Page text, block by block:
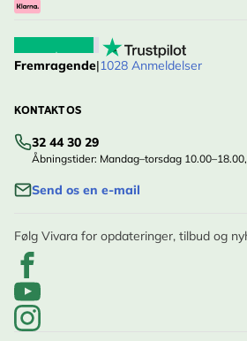
Fremragende|1028 Anmeldelser
KONTAKT OS
32 44 30 29
Åbningstider: Mandag–torsdag
Send os en e-mail
Følg Vivara for opdateringer, tilbud og